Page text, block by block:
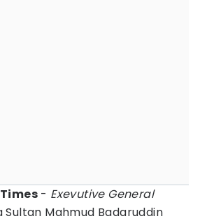
- Exevutive General
Mahmud Badaruddin